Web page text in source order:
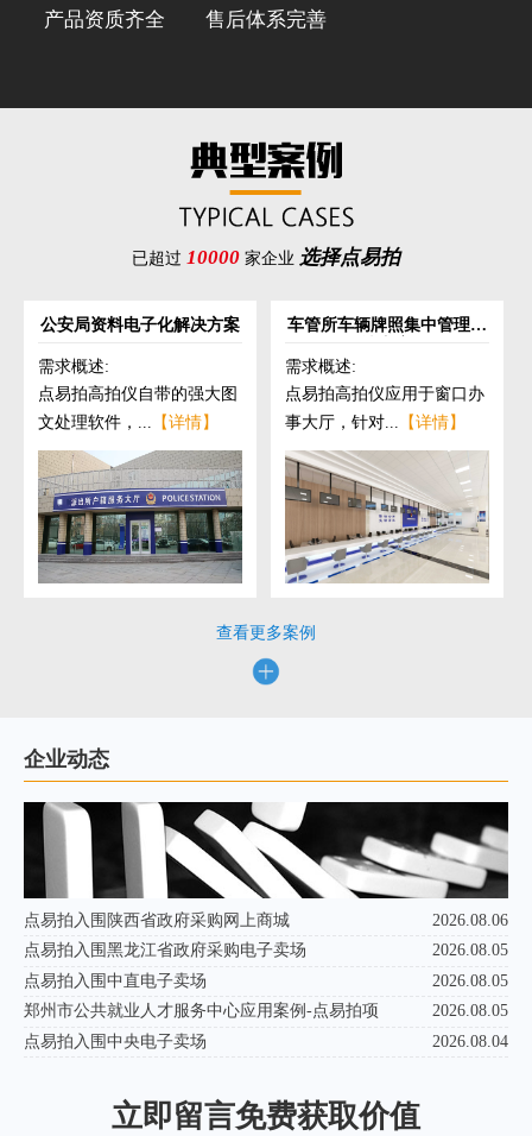
产品资质齐全 售后体系完善
已超过 10000 家企业 选择点易拍
公安局资料电子化解决方案
需求概述:
点易拍高拍仪自带的强大图
文处理软件，... 【详情】
车管所车辆牌照集中管理解
需求概述:
点易拍高拍仪应用于窗口办
事大厅，针对... 【详情】
查看更多案例
企业动态
点易拍入围陕西省政府采购网上商城
2026.08.06
点易拍入围黑龙江省政府采购电子卖场
2026.08.05
点易拍入围中直电子卖场
2026.08.05
郑州市公共就业人才服务中心应用案例-点易拍项
2026.08.05
点易拍入围中央电子卖场
2026.08.04
立即留言免费获取价值